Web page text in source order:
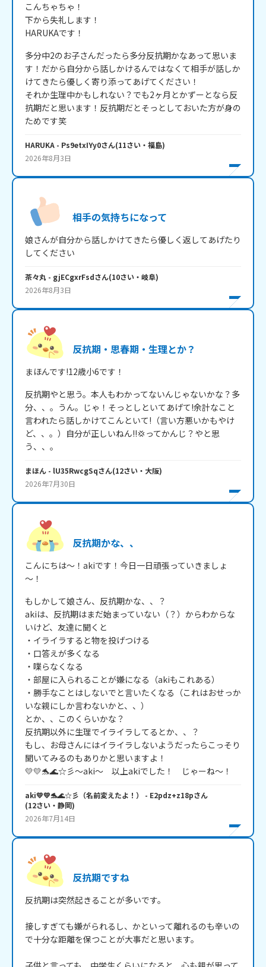
こんちゃちゃ！
下から失礼します！
HARUKAです！
多分中2のお子さんだったら多分反抗期かなあって思いま
す！だから自分から話しかけるんではなくて相手が話しか
けてきたら優しく寄り添ってあげてください！
それか生理中かもしれない？でも2ヶ月とかずーとなら反
抗期だと思います！反抗期だとそっとしておいた方が身の
ためです笑
HARUKA - Ps9etxIYy0さん(11さい・ 福島)
2026年8月3日
相手の気持ちになって
娘さんが自分から話しかけてきたら優しく返してあげたり
してください
茶々丸 - gjECgxrFsdさん(10さい・ 岐阜)
2026年8月3日
反抗期・思春期・生理とか？
反抗期やと思う。本人もわかってないんじゃないかな？多
分、、。うん。じゃ！そっとしといてあげて!余計なこと
言われたら話しかけてこんといて!（言い方悪いかもやけ
ど、、。）自分が正しいねん!!💢ってかんじ？やと思
う、、。
まほん - lU35RwcgSqさん(12さい・ 大阪)
2026年7月30日
反抗期かな、、
こんにちは～！akiです！今日一日頑張っていきましょ
～！
もしかして娘さん、反抗期かな、、？
akiは、反抗期はまだ始まっていない（？）からわからな
いけど、友達に聞くと
・イライラすると物を投げつける
・口答えが多くなる
・喋らなくなる
・部屋に入られることが嫌になる（akiもこれある）
・勝手なことはしないでと言いたくなる（これはおせっか
いな親にしか言わないかと、、）
とか、、このくらいかな？
反抗期以外に生理でイライラしてるとか、、？
もし、お母さんにはイライラしないようだったらこっそり
聞いてみるのもありかと思いますよ！
💛💛🐬🌊☆彡～aki～　以上akiでした！　じゃーね～！
aki💛💛🐬🌊☆彡（名前変えたよ！） - E2pdz+z18pさん
(12さい・ 静岡)
2026年7月14日
反抗期ですね
反抗期は突然起きることが多いです。
接しすぎても嫌がられるし、かといって離れるのも辛いの
で十分な距離を保つことが大事だと思います。